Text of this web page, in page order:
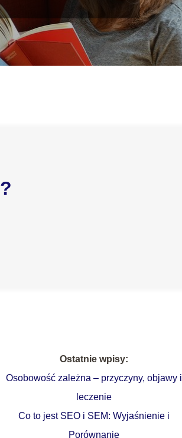
Ostatnie wpisy:
Osobowość zależna – przyczyny, objawy i
leczenie
Co to jest SEO i SEM: Wyjaśnienie i
Porównanie